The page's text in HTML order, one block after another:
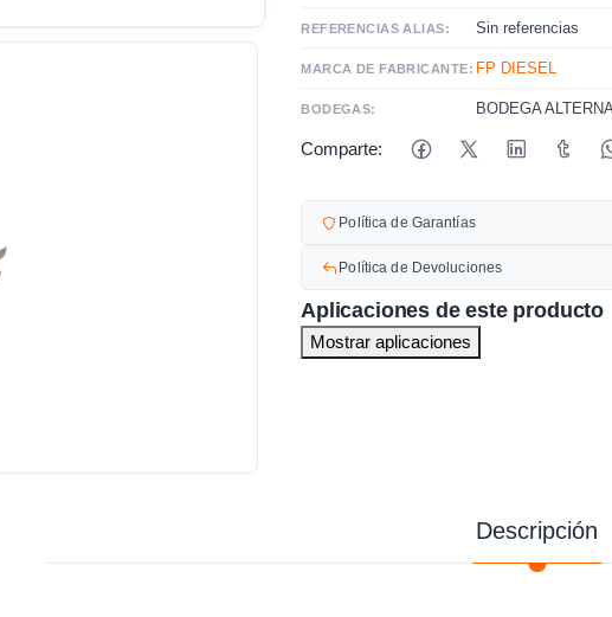
REFERENCIAS ALIAS: Sin referencias
MARCA DE FABRICANTE: FP DIESEL
BODEGAS: BODEGA
Comparte:
Política de Garantías
Política de Devoluciones
Aplicaciones de este producto
Mostrar aplicaciones
Descripción